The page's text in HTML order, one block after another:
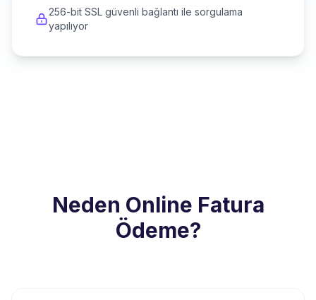
256-bit SSL güvenli bağlantı ile sorgulama
yapılıyor
Neden Online Fatura
Ödeme?